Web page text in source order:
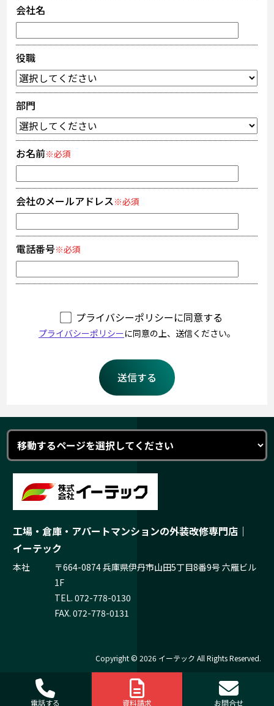
会社名
役職
部門
お名前※必須
会社のメールアドレス※必須
電話番号※必須
プライバシーポリシーに同意する
プライバシーポリシーに同意の上、送信ください。
工場・倉庫・アパートマンションの外装改修専門店｜
イーテック
本社
〒664-0874 兵庫県伊丹市山田5丁目8番9号 六雁ビル
1F
TEL.072-778-0130
FAX. 072-778-0131
Copyright © 2026 イーテック All Rights Reserved.
電話する 資料請求 お問合せ